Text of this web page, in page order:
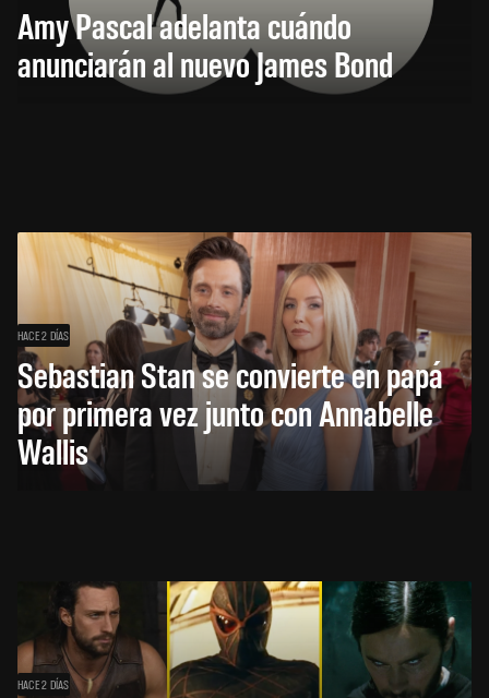
Amy Pascal adelanta cuándo
anunciarán al nuevo James Bond
HACE 2 DÍAS
Sebastian Stan se convierte en papá
por primera vez junto con Annabelle
Wallis
HACE 2 DÍAS